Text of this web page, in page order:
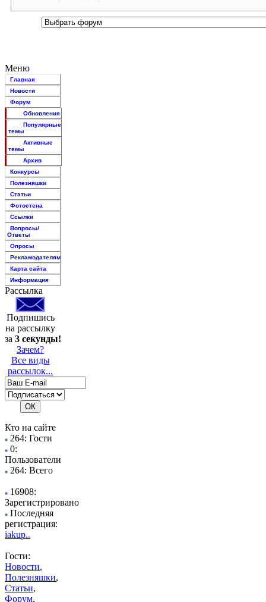
Меню
Главная
Новости
Форум
Обновления
Популярные
темы
Активные
темы
Архив
Конкурсы
Полезняшки
Статьи
Фотостена
Ссылки
Вопросы/
Ответы
Опросы
Рекламодателям
Карта сайта
Информация
Рассылка
Подпишись
на рассылку
за 3 секунды!
Зачем?
Все виды
рассылок...
Кто на сайте
264: Гости
0:
Пользователи
264: Всего
16908:
Зарегистрировано
Последняя
регистрация:
iakup..
Гости:
Новости,
Полезняшки,
Статьи,
Форум,